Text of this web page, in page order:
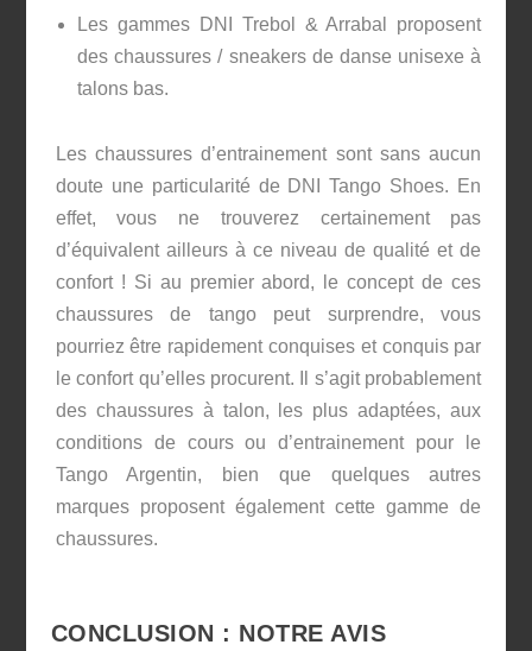
Les gammes DNI Trebol & Arrabal proposent
des chaussures / sneakers de danse unisexe à
talons bas.
Les chaussures d’entrainement sont sans aucun
doute une particularité de DNI Tango Shoes. En
effet, vous ne trouverez certainement pas
d’équivalent ailleurs à ce niveau de qualité et de
confort ! Si au premier abord, le concept de ces
chaussures de tango peut surprendre, vous
pourriez être rapidement conquises et conquis par
le confort qu’elles procurent. Il s’agit probablement
des chaussures à talon, les plus adaptées, aux
conditions de cours ou d’entrainement pour le
Tango Argentin, bien que quelques autres
marques proposent également cette gamme de
chaussures.
CONCLUSION : NOTRE AVIS